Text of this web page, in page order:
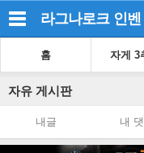
라그나로크 인벤
홈 자게 3
자유 게시판
내글 내